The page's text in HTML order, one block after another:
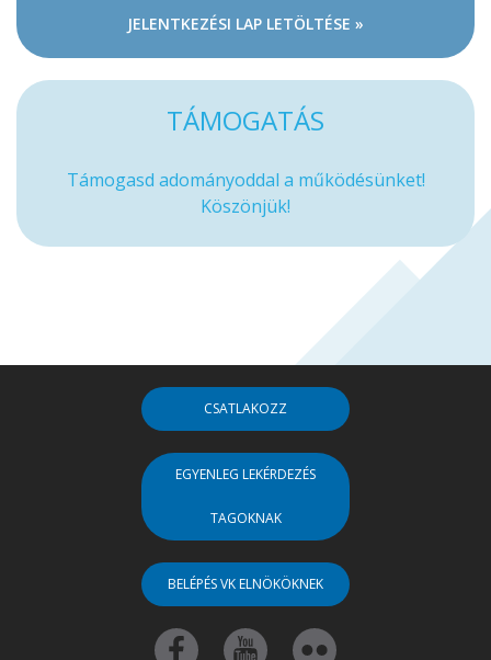
JELENTKEZÉSI LAP LETÖLTÉSE »
TÁMOGATÁS
Támogasd adományoddal a működésünket!
Köszönjük!
CSATLAKOZZ
EGYENLEG LEKÉRDEZÉS
TAGOKNAK
BELÉPÉS VK ELNÖKÖKNEK